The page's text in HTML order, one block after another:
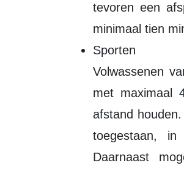
tevoren een
minimaal tien
Sporten
Volwassenen
met maximaal
afstand
toegestaan,
Daarnaast